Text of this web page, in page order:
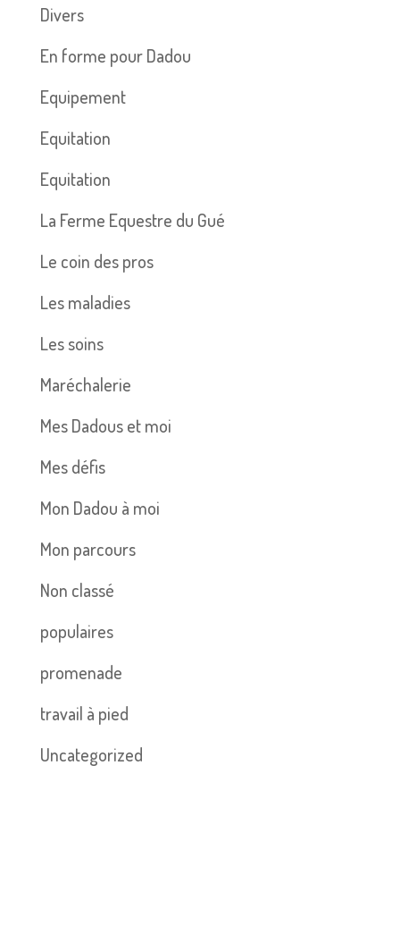
Divers
En forme pour Dadou
Equipement
Equitation
Equitation
La Ferme Equestre du Gué
Le coin des pros
Les maladies
Les soins
Maréchalerie
Mes Dadous et moi
Mes défis
Mon Dadou à moi
Mon parcours
Non classé
populaires
promenade
travail à pied
Uncategorized